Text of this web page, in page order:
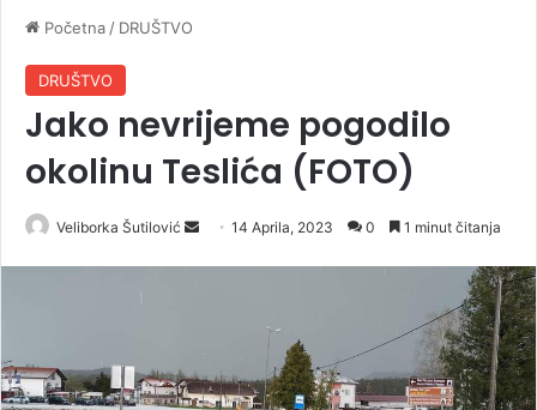
Početna / DRUŠTVO
DRUŠTVO
Jako nevrijeme pogodilo
okolinu Teslića (FOTO)
Veliborka Šutilović
e
14 Aprila, 2023 0 1 minut čitanja